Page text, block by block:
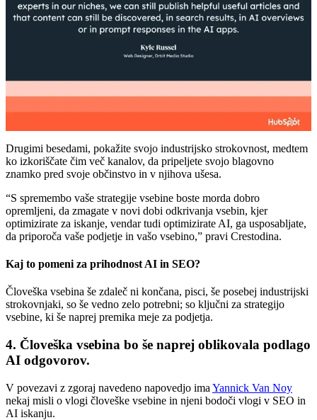
Drugimi besedami, pokažite svojo industrijsko strokovnost, medtem
ko izkoriščate čim več kanalov, da pripeljete svojo blagovno
znamko pred svoje občinstvo in v njihova ušesa.
“S spremembo vaše strategije vsebine boste morda dobro
opremljeni, da zmagate v novi dobi odkrivanja vsebin, kjer
optimizirate za iskanje, vendar tudi optimizirate AI, ga usposabljate,
da priporoča vaše podjetje in vašo vsebino,” pravi Crestodina.
Kaj to pomeni za prihodnost AI in SEO?
Človeška vsebina še zdaleč ni končana, pisci, še posebej industrijski
strokovnjaki, so še vedno zelo potrebni; so ključni za strategijo
vsebine, ki še naprej premika meje za podjetja.
4. Človeška vsebina bo še naprej oblikovala podlago
AI odgovorov.
V povezavi z zgoraj navedeno napovedjo ima Yannick Van Noy
nekaj misli o vlogi človeške vsebine in njeni bodoči vlogi v SEO in
AI iskanju.